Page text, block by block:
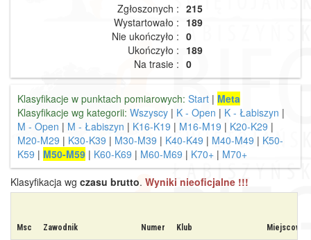
Zgłoszonych : 215
Wystartowało : 189
Nie ukończyło : 0
Ukończyło : 189
Na trasie : 0
Klasyfikacje w punktach pomiarowych: Start | Meta
Klasyfikacje wg kategorii: Wszyscy | K - Open | K - Łabiszyn |
M - Open | M - Łabiszyn | K16-K19 | M16-M19 | K20-K29 |
M20-M29 | K30-K39 | M30-M39 | K40-K49 | M40-M49 | K50-
K59 | M50-M59 | K60-K69 | M60-M69 | K70+ | M70+
Klasyfikacja wg czasu brutto. Wyniki nieoficjalne !!!
Msc Zawodnik Numer Klub